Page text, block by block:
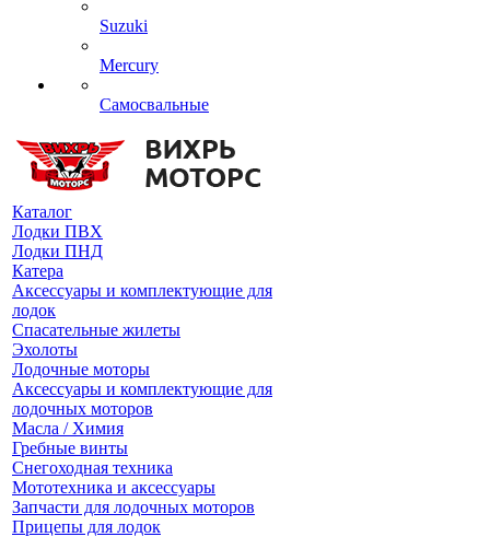
Suzuki
Mercury
Самосвальные
Каталог
Лодки ПВХ
Лодки ПНД
Катера
Аксессуары и комплектующие для
лодок
Спасательные жилеты
Эхолоты
Лодочные моторы
Аксессуары и комплектующие для
лодочных моторов
Масла / Химия
Гребные винты
Снегоходная техника
Мототехника и аксессуары
Запчасти для лодочных моторов
Прицепы для лодок